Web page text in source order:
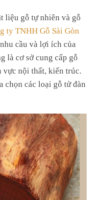
liệu gỗ tự nhiên và gỗ
ty TNHH Gỗ Sài Gòn
cầu và lợi ích của
là cơ sở cung cấp gỗ
nội thất, kiến trúc.
chọn các loại gỗ tử đàn